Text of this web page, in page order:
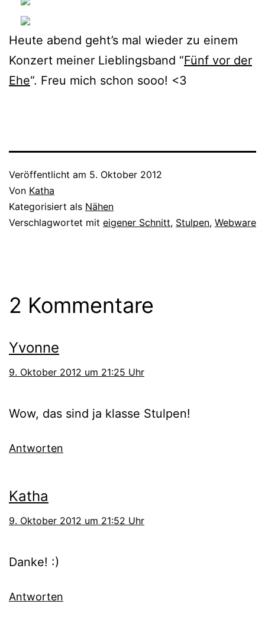
Heute abend geht’s mal wieder zu einem
Konzert meiner Lieblingsband “Fünf vor der
Ehe“. Freu mich schon sooo! <3
Veröffentlicht am 5. Oktober 2012
Von Katha
Kategorisiert als Nähen
Verschlagwortet mit eigener Schnitt, Stulpen, Webware
2 Kommentare
Yvonne
9. Oktober 2012 um 21:25 Uhr
Wow, das sind ja klasse Stulpen!
Antworten
Katha
9. Oktober 2012 um 21:52 Uhr
Danke! :)
Antworten